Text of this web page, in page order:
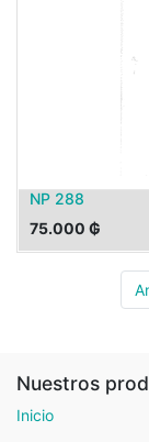
NP 288
75.000 ₲
Nuestros
Inicio